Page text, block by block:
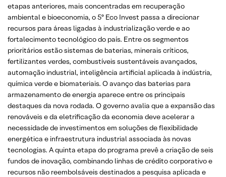
etapas anteriores, mais concentradas em recuperação
ambiental e bioeconomia, o 5º Eco Invest passa a direcionar
recursos para áreas ligadas à industrialização verde e ao
fortalecimento tecnológico do país. Entre os segmentos
prioritários estão sistemas de baterias, minerais críticos,
fertilizantes verdes, combustíveis sustentáveis avançados,
automação industrial, inteligência artificial aplicada à indústria,
química verde e biomateriais. O avanço das baterias para
armazenamento de energia aparece entre os principais
destaques da nova rodada. O governo avalia que a expansão das
renováveis e da eletrificação da economia deve acelerar a
necessidade de investimentos em soluções de flexibilidade
energética e infraestrutura industrial associada às novas
tecnologias. A quinta etapa do programa prevê a criação de seis
fundos de inovação, combinando linhas de crédito corporativo e
recursos não reembolsáveis destinados a pesquisa aplicada e